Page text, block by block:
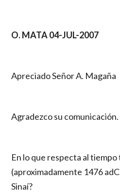
O. MATA 04-JUL-2007
Apreciado Señor A. Magaña
Agradezco su
En lo que respecta al
(aproximadamente 1476
Sinaí?